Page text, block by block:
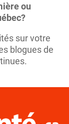
ou
sur votre
blogues de